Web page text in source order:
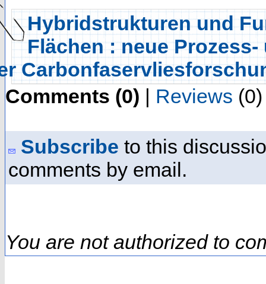
Hybridstrukturen und
Flächen : neue
Comments (0) | Reviews (0)
Subscribe to this
comments by email.
You are not authorized to